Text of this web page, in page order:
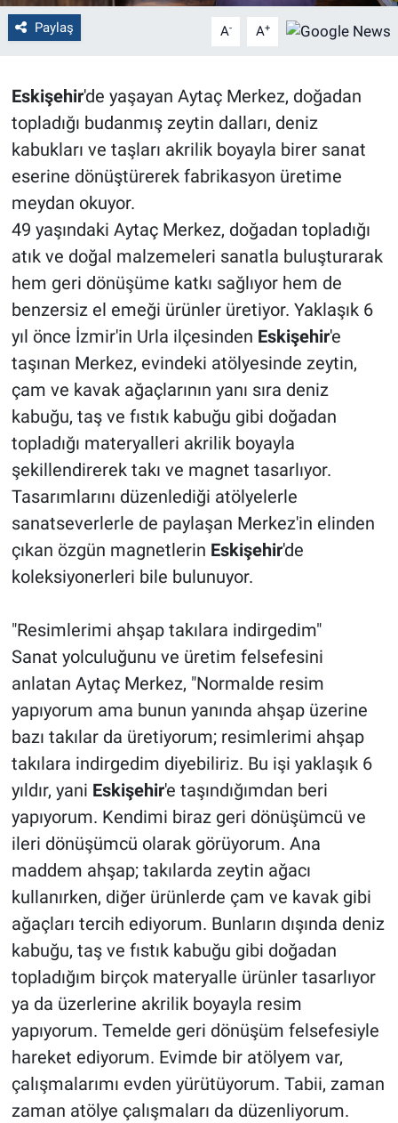
Paylaş A- A+
Eskişehir'de yaşayan Aytaç Merkez, doğadan
topladığı budanmış zeytin dalları, deniz
kabukları ve taşları akrilik boyayla birer sanat
eserine dönüştürerek fabrikasyon üretime
meydan okuyor.
49 yaşındaki Aytaç Merkez, doğadan topladığı
atık ve doğal malzemeleri sanatla buluşturarak
hem geri dönüşüme katkı sağlıyor hem de
benzersiz el emeği ürünler üretiyor. Yaklaşık 6
yıl önce İzmir'in Urla ilçesinden Eskişehir'e
taşınan Merkez, evindeki atölyesinde zeytin,
çam ve kavak ağaçlarının yanı sıra deniz
kabuğu, taş ve fıstık kabuğu gibi doğadan
topladığı materyalleri akrilik boyayla
şekillendirerek takı ve magnet tasarlıyor.
Tasarımlarını düzenlediği atölyelerle
sanatseverlerle de paylaşan Merkez'in elinden
çıkan özgün magnetlerin Eskişehir'de
koleksiyonerleri bile bulunuyor.
"Resimlerimi ahşap takılara indirgedim"
Sanat yolculuğunu ve üretim felsefesini
anlatan Aytaç Merkez, "Normalde resim
yapıyorum ama bunun yanında ahşap üzerine
bazı takılar da üretiyorum; resimlerimi ahşap
takılara indirgedim diyebiliriz. Bu işi yaklaşık 6
yıldır, yani Eskişehir'e taşındığımdan beri
yapıyorum. Kendimi biraz geri dönüşümcü ve
ileri dönüşümcü olarak görüyorum. Ana
maddem ahşap; takılarda zeytin ağacı
kullanırken, diğer ürünlerde çam ve kavak gibi
ağaçları tercih ediyorum. Bunların dışında deniz
kabuğu, taş ve fıstık kabuğu gibi doğadan
topladığım birçok materyalle ürünler tasarlıyor
ya da üzerlerine akrilik boyayla resim
yapıyorum. Temelde geri dönüşüm felsefesiyle
hareket ediyorum. Evimde bir atölyem var,
çalışmalarımı evden yürütüyorum. Tabii, zaman
zaman atölye çalışmaları da düzenliyorum.
Gezi
Çevre
Yerel
Magazin
Bilim ve Teknoloji